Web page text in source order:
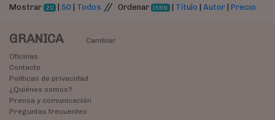
Mostrar 20 | 50 Todos // Ordenar ISBN Título |Autor |Precio
GRANICA
Cambiar
Oficinas
Contacto
Políticas de privacidad
¿Quiénes somos?
Prensa y comunicación
Preguntas frecuentes